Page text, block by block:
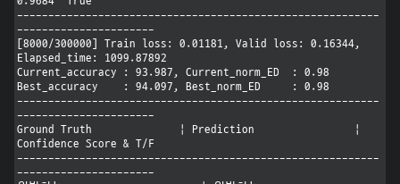
----------------------------------------------------------
----------------------
[8000/300000] Train loss: 0.01181, Valid loss: 0.16344,
Elapsed_time: 1099.87892
Current_accuracy : 93.987, Current_norm_ED  : 0.98
Best_accuracy    : 94.097, Best_norm_ED     : 0.98
----------------------------------------------------------
----------------------
Ground Truth              | Prediction                |
Confidence Score & T/F
----------------------------------------------------------
----------------------